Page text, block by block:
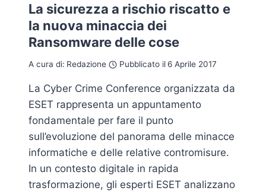
La sicurezza a rischio riscatto e
la nuova minaccia dei
Ransomware delle cose
A cura di: Redazione Pubblicato il 6 Aprile 2017
La Cyber Crime Conference organizzata da
ESET rappresenta un appuntamento
fondamentale per fare il punto
sull’evoluzione del panorama delle minacce
informatiche e delle relative contromisure.
In un contesto digitale in rapida
trasformazione, gli esperti ESET analizzano